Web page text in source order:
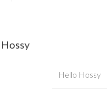
Hello Hossy